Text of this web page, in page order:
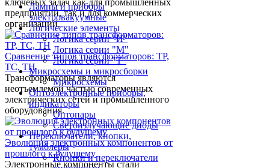
Лампы и приборы
электровакуумные
Логические элементы
Логика серии "И"
Логика серии "М"
Логика серии "Т"
Микросхемы и микросборки
Микросхемы
Оптоэлектронные приборы,
индикаторы
Оптопары
Светоизлучающие диоды
Переключатели, кнопки,
тумблеры
Кнопки и переключатели
ключевых задач как для промышленных
предприятий, так и для коммерческих
организаций.
Сравнение типов трансформаторов: ТР,
ТС, ТН
Трансформаторы являются
неотъемлемой частью современных
электрических сетей и промышленного
оборудования.
Эволюция электронных компонентов от
прошлого к будущему
Электронные компоненты стали